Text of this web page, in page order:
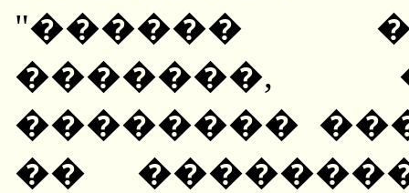
"������
�������,
��������
��